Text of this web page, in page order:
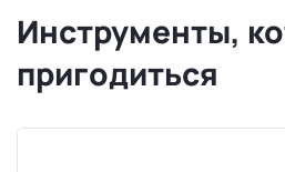
Инструменты,
пригодиться